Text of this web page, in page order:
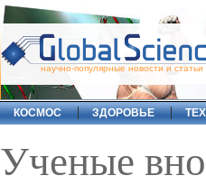
научно-популярные новости и статьи
КОСМОС ЗДОРОВЬЕ
Ученые